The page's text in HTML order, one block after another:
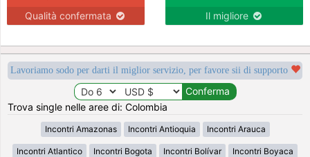
Qualità confermata Il migliore
Lavoriamo sodo per darti il miglior servizio, per favore sii di supporto
Trova single nelle aree di: Colombia
Incontri Amazonas Incontri Antioquia Incontri Arauca
Incontri Atlantico Incontri Bogota Incontri Bolívar Incontri Boyaca